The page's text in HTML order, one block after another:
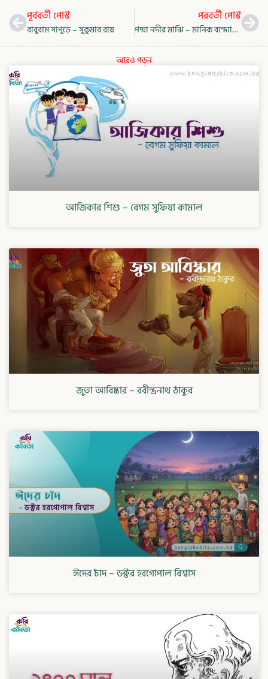
Prevপূর্ববর্তী পোস্ট
বাবুরাম সাপুড়ে – সুকুমার রায়
পরবর্তী পোস্ট
পদ্মা নদীর মাঝি – মানিক বন্দ্যোপাধ্যায়
আরও পড়ুন
আজিকার শিশু – বেগম সুফিয়া কামাল
জুতা আবিষ্কার – রবীন্দ্রনাথ ঠাকুর
ঈদের চাঁদ – ডক্টর হরগোপাল বিশ্বাস